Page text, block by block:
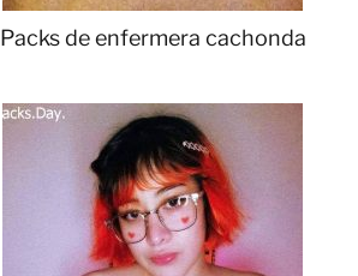
Packs de enfermera cachonda